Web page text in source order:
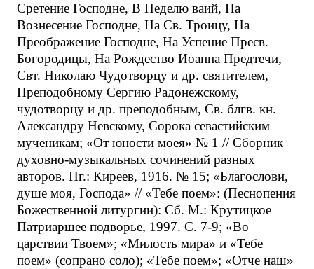
Сретение Господне, В Неделю ваий, На
Вознесение Господне, На Св. Троицу, На
Преображение Господне, На Успение Пресв.
Богородицы, На Рождество Иоанна Предтечи,
Свт. Николаю Чудотворцу и др. святителем,
Преподобному Сергию Радонежскому,
чудотворцу и др. преподобным, Св. блгв. кн.
Александру Невскому, Сорока севастийским
мученикам; «От юности моея» № 1 // Сборник
духовно-музыкальных сочинений разных
авторов. Пг.: Киреев, 1916. № 15; «Благослови,
душе моя, Господа» // «Тебе поем»: (Песнопения
Божественной литургии): Сб. М.: Крутицкое
Патриаршее подворье, 1997. С. 7-9; «Во
царствии Твоем»; «Милость мира» и «Тебе
поем» (сопрано соло); «Тебе поем»; «Отче наш»